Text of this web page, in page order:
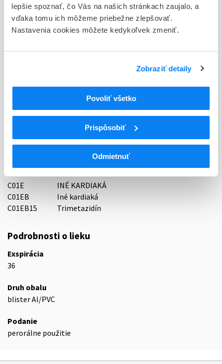
lepšie spoznať, čo Vás na našich stránkach zaujalo, a
vďaka tomu ich môžeme priebežne zlepšovať.
Nastavenia cookies môžete kedykoľvek zmeniť.
Zobraziť detaily
Povoliť všetko
Prispôsobiť
Odmietnuť
Stav
D - Registrácia bez obmedzenia platnosti
Typ registračnej procedúry
Gedeon Richter Plc., Maďarsko
Indikačná skupina
C01
KARDIAKÁ
C01E
INÉ KARDIAKÁ
C01EB
Iné kardiaká
C01EB15
Trimetazidín
Podrobnosti o lieku
Exspirácia
36
Druh obalu
blister Al/PVC
Podanie
perorálne použitie